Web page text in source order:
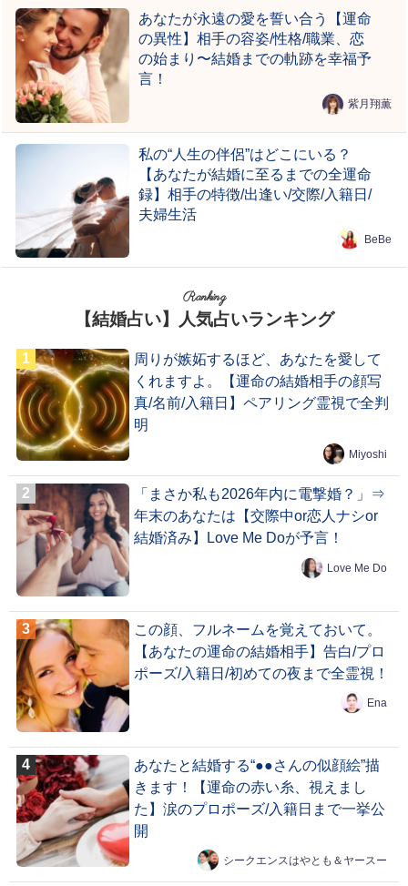
あなたが永遠の愛を誓い合う【運命
の異性】相手の容姿/性格/職業、恋
の始まり〜結婚までの軌跡を幸福予
言！
紫月翔薫
私の“人生の伴侶”はどこにいる？
【あなたが結婚に至るまでの全運命
録】相手の特徴/出逢い/交際/入籍日/
夫婦生活
BeBe
Ranking
【結婚占い】人気占いランキング
周りが嫉妬するほど、あなたを愛して
くれますよ。【運命の結婚相手の顔写
真/名前/入籍日】ペアリング霊視で全判
明
Miyoshi
「まさか私も2026年内に電撃婚？」⇒
年末のあなたは【交際中or恋人ナシor
結婚済み】Love Me Doが予言！
Love Me Do
この顔、フルネームを覚えておいて。
【あなたの運命の結婚相手】告白/プロ
ポーズ/入籍日/初めての夜まで全霊視！
Ena
あなたと結婚する“●●さんの似顔絵”描
きます！【運命の赤い糸、視えまし
た】涙のプロポーズ/入籍日まで一挙公
開
シークエンスはやとも＆ヤースー